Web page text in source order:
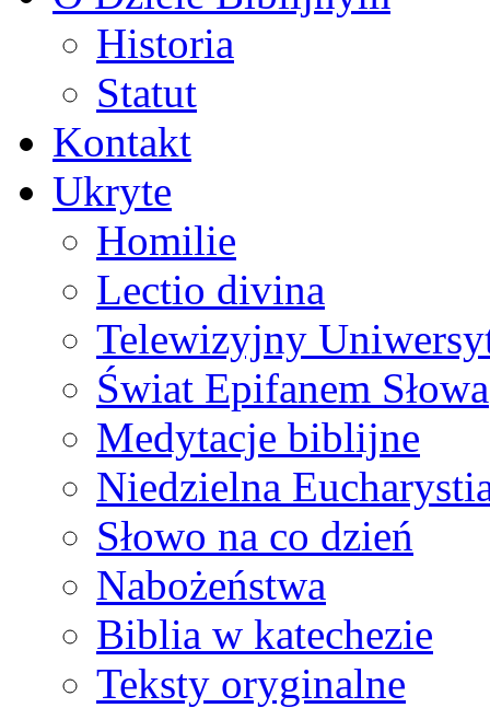
Historia
Statut
Kontakt
Ukryte
Homilie
Lectio divina
Telewizyjny
Świat Epifanem Słowa
Medytacje biblijne
Niedzielna
Słowo na co dzień
Nabożeństwa
Biblia w katechezie
Teksty oryginalne